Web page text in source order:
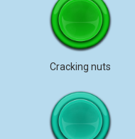
Cracking nuts